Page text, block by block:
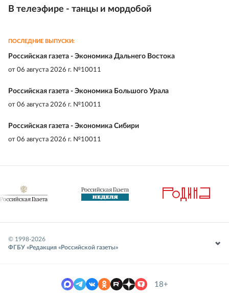
В телеэфире - танцы и мордобой
ПОСЛЕДНИЕ ВЫПУСКИ:
Российская газета - Экономика Дальнего Востока
от 06 августа 2026 г. №10011
Российская газета - Экономика Большого Урала
от 06 августа 2026 г. №10011
Российская газета - Экономика Сибири
от 06 августа 2026 г. №10011
© 1998-2026
ФГБУ «Редакция «Российской газеты»
18+